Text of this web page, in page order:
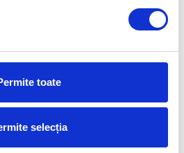
toate
selecția